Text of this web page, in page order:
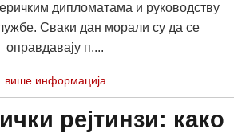
дипломатама и руководству
Сваки дан морали су да се
оправдавају п....
више информација
рејтинзи: како